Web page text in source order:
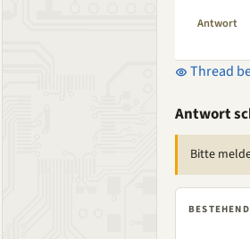
Antwort
Thread
Antwort
Bitte